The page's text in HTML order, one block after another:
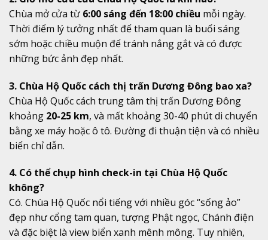
Chùa mở cửa từ 6:00 sáng đến 18:00 chiều mỗi ngày.
Thời điểm lý tưởng nhất để tham quan là buổi sáng
sớm hoặc chiều muộn để tránh nắng gắt và có được
những bức ảnh đẹp nhất.
3. Chùa Hộ Quốc cách thị trấn Dương Đông bao xa?
Chùa Hộ Quốc cách trung tâm thị trấn Dương Đông
khoảng 20-25 km, và mất khoảng 30-40 phút di chuyển
bằng xe máy hoặc ô tô. Đường đi thuận tiện và có nhiều
biển chỉ dẫn.
4. Có thể chụp hình check-in tại Chùa Hộ Quốc
không?
Có. Chùa Hộ Quốc nổi tiếng với nhiều góc “sống ảo”
đẹp như cổng tam quan, tượng Phật ngọc, Chánh điện
và đặc biệt là view biển xanh mênh mông. Tuy nhiên,